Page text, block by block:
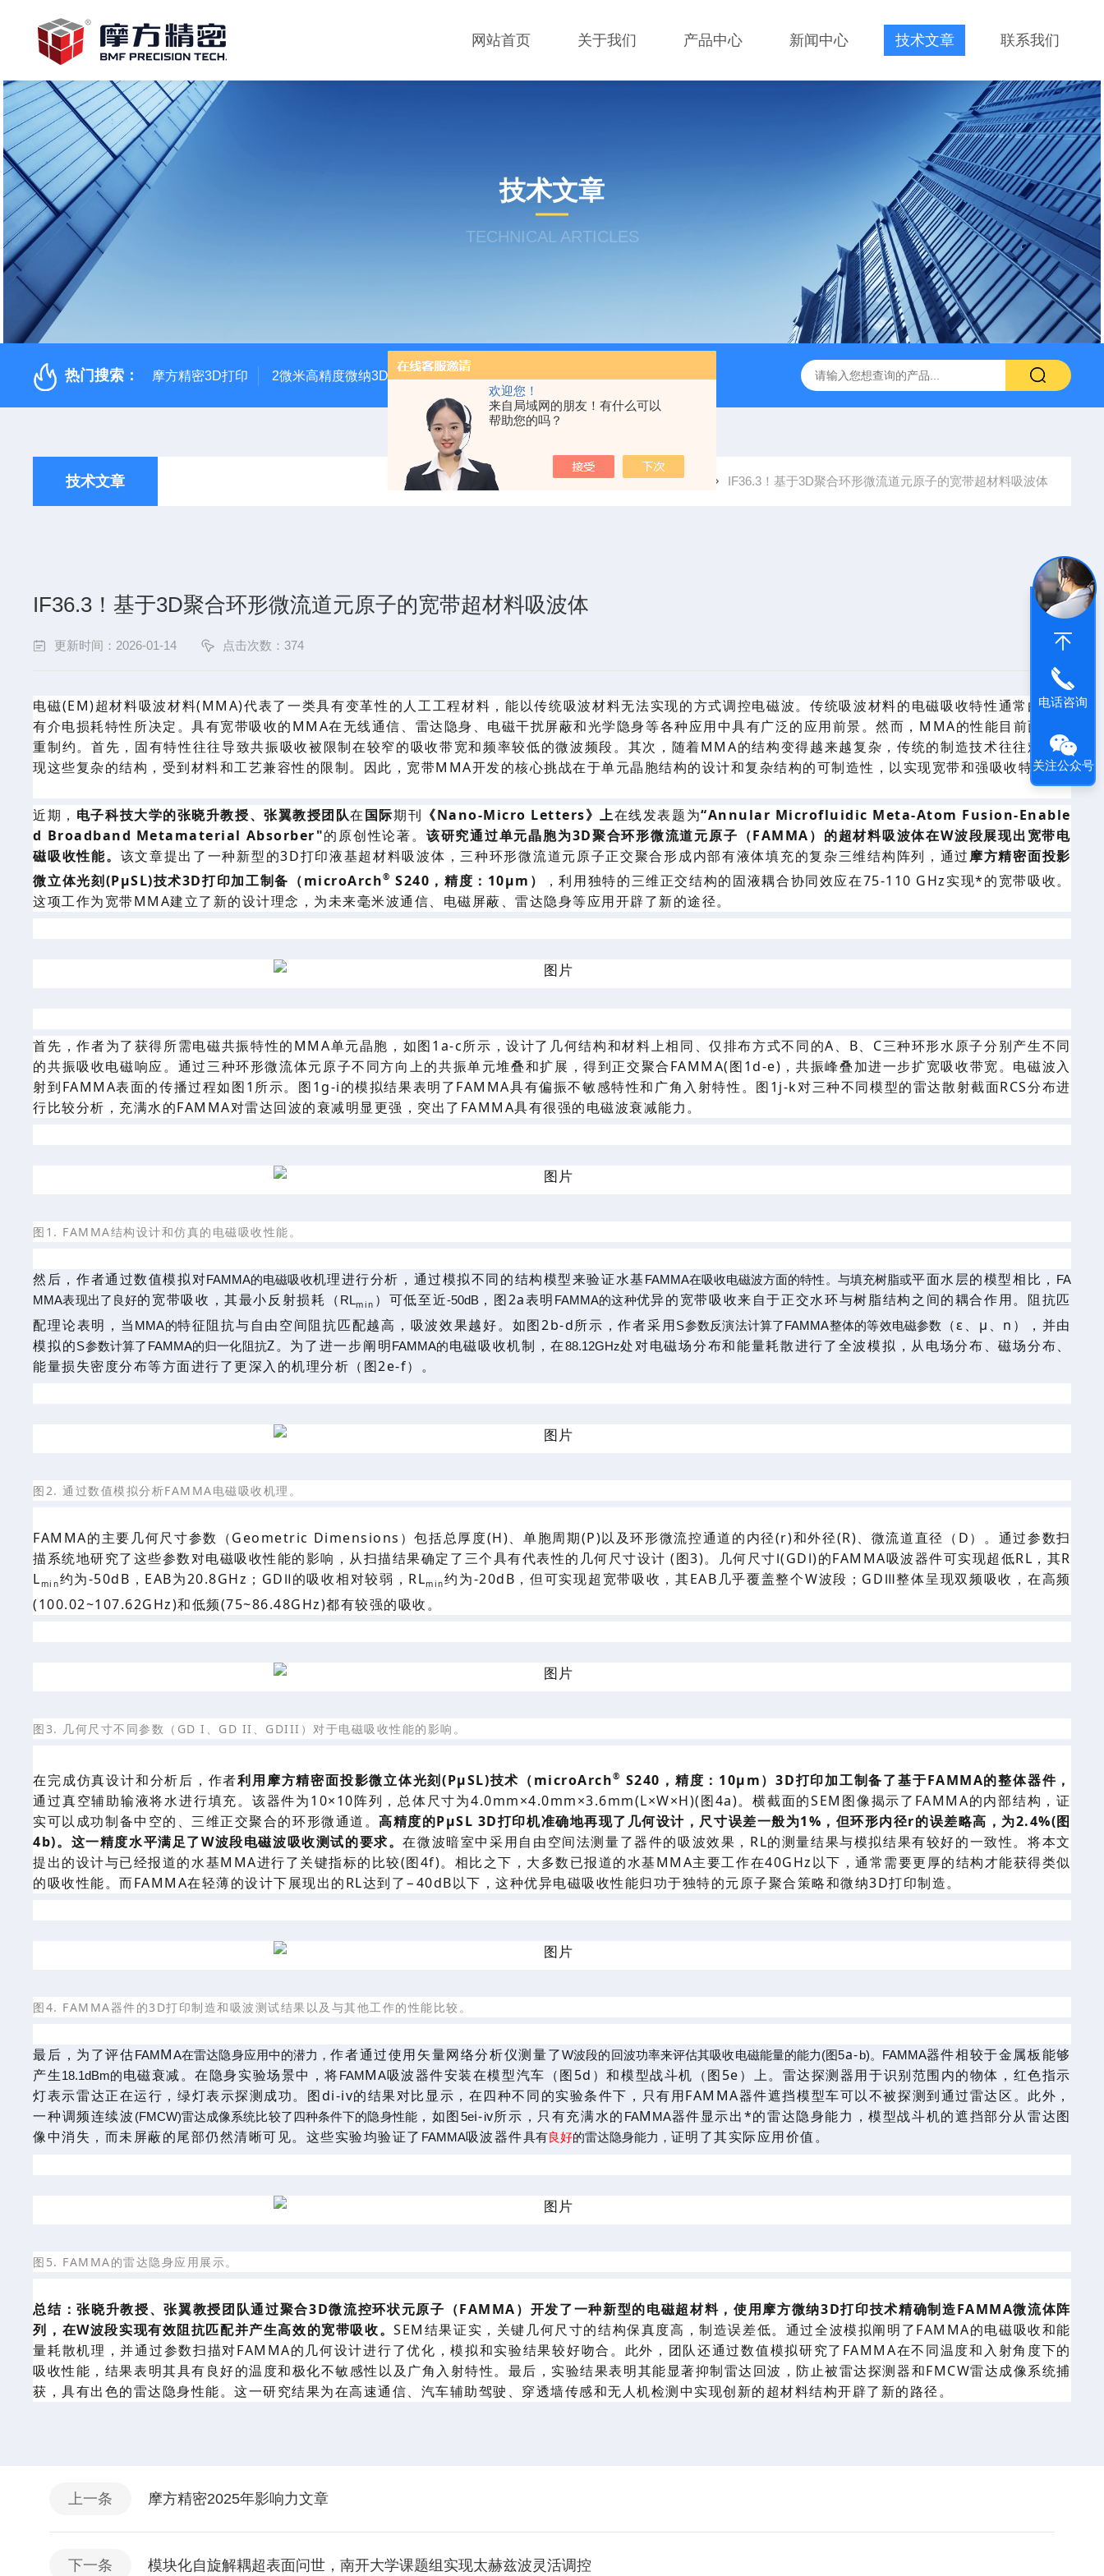
欢迎您！
来自局域网的朋友！有什么可以
帮助您的吗？
网站首页 关于我们 产品中心 新闻中心 技术文章 联系我们
技术文章
TECHNICAL ARTICLES
热门搜索： 摩方精密3D打印 2微米高精度微纳3D打印系统 microArch S240A10μm高精度微纳3D打印 器官芯片3d打印 nanoArch P14010μm精度微纳3D打印系统
技术文章 当前位置：首页 技术文章 IF36.3！基于3D聚合环形微流道元原子的宽带超材料吸波体
IF36.3！基于3D聚合环形微流道元原子的宽带超材料吸波体
更新时间：2026-01-14 点击次数：374
电磁(EM)超材料吸波材料(MMA)代表了一类具有变革性的人工工程材料，能以传统吸波材料无法实现的方式调控电磁波。传统吸波材料的电磁吸收特性通常由其固
有介电损耗特性所决定。具有宽带吸收的MMA在无线通信、雷达隐身、电磁干扰屏蔽和光学隐身等各种应用中具有广泛的应用前景。然而， MMA的性能目前面临双
重制约。 首先， 固有特性往往导致共振吸收被限制在较窄的吸收带宽和频率较低的微波频段。其次，随着MMA的结构变得越来越复杂，传统的制造技术往往难以实
现这些复杂的结构，受到材料和工艺兼容性的限制。因此，宽带MMA开发的核心挑战在于单元晶胞结构的设计和复杂结构的可制造性 ，以实现宽带和强吸收特性。
近期， 电子科技大学的张晓升教授、张翼教授团队在国际期刊 《Nano-Micro Letters》上在线发表题为“Annular Microfluidic Meta‑Atom Fusion‑Enable
d Broadband Metamaterial Absorber"的原创性论著。 该研究通过单元晶胞为3D聚合环形微流道元原子（FAMMA）的超材料吸波体在W波段展现出宽带电
磁吸收性能。 该文章提出了一种新型的3D打印液基超材料吸波体 ，三种环形微流道元原子正交聚合形成内部有液体填充的复杂三维结构阵列， 通过摩方精密面投影
微立体光刻(PμSL)技术3D打印加工制备（microArch® S240，精度：10μm） ，利用独特的三维正交结构的固液耦合协同效应在75-110 GHz实现*的宽带吸收。
这项工作为宽带MMA建立了新的设计理念，为未来毫米波通信、电磁屏蔽、雷达隐身等应用开辟了新的途径。
首先，作者为了获得所需电磁共振特性的MMA单元晶胞， 如图1a-c所示，设计了几何结构和材料上相同 、仅排布方式不同的A、B、C三种环形水原子分别产生不同
的共振吸收电磁响应。 通过三种环形微流体元原子不同方向上的共振单元堆叠和扩展，得到正交聚合FAMMA(图1d-e) ，共振峰叠加进一步扩宽吸收带宽。电磁波入
射到FAMMA表面的传播过程如图1所示。图1g-i的模拟结果表明了FAMMA具有偏振不敏感特性和广角入射特性。图1 j-k对三种不同模型的雷达散射截面RCS分布进
行比较分析 ， 充满水的FAM MA对雷达回波的衰减明显更强 ， 突出了 FAMMA具有很强的电磁波衰减能力。
图 1. FAMMA结构设计和仿真的电磁吸收性能。
然后，作者通过数值模拟对FAMMA的电磁吸收机理进行分析 ， 通过模拟不同的结构模型来验证水基 FAMMA在吸收电磁波方面的特性。与填充树脂或平面水层的模型相比， FA
MMA表现出了良好的宽带吸收，其最小反射损耗 （ RLmin ）可低至近-50dB ，图2a表明 FAMMA的这种优异的宽带吸收来自于正交水环与树脂结构之间的耦合作用。阻抗匹
配理论表明， 当 MMA的特征阻抗与自由空间阻抗匹配越高，吸波效果越好。 如图2b-d所示，作者采用S参数反演法计算了FAMMA整体的等效电磁参数 （ε、 μ 、 n）， 并由
模拟的S参数计算了FAMMA的归一化阻抗Z。为了进一步阐明FAMMA的电磁吸收机制，在88.12GHz处对电磁场分布和能量耗散进行了全波模拟 ，从电场分布、磁场分布、
能量损失密度分布等方面进行了更深入的机理分析（图2e-f） 。
图 2. 通过数值模拟分析FAMMA电磁吸收机理。
FAMMA的主要几何尺寸参数 （Geometric Dimensions）包括总厚度(H)、单胞周期(P)以及环形微流控通道的内径(r)和外径(R)、微流道直径 （ D） 。 通过参数扫
描系统地研究了这些参数对电磁吸收性能的影响，从扫描结果确定了三个具有代表性的 几何尺寸设计 (图3)。几何尺寸Ⅰ(GDⅠ)的FAMMA吸波器件可实现超低RL ，其R
Lmin约为-50dB，EAB为20.8GHz；GDⅡ的吸收相对较弱，RLmin约为-20dB，但可实现超宽带吸收，其EAB几乎覆盖整个W波段 ； GDⅢ整体呈现双频吸收，在高频
(100.02~107.62GHz)和低频(75~86.48GHz)都有较强的吸收。
图3. 几何尺寸不同参数（GD I、GD II、GDIII）对于电磁吸收性能的影响。
在完成仿真设计和分析后，作者利用摩方精密面投影微立体光刻(PμSL)技术 （microArch® S240，精度：10μm）3D打印加工制备了基于FAMMA的整体器件，
通过真空辅助输液将水进行填充。该器件为10×10阵列 ，总体尺寸为4.0mm×4.0mm×3.6mm(L×W×H)(图4a)。横截面的SEM 图像揭示了 FAMMA的内部结构，证
实可以成功制备中空的、三维正交聚合的环形微通道。高精度的PμSL 3D打印机准确地再现了几何设计，尺寸误差一般为1%，但环形内径r的误差略高，为2.4%(图
4b)。这一精度水平满足了W波段电磁波吸收测试的要求。在微波暗室中采用自由空间法测量了器件的吸波效果 ， RL的测量结果与模拟结果有较好的一致性。将本文
提出的设计与已经报道的水基MMA进行了关键指标的比较(图4f)。相比之下，大多数已报道的水基MMA主要工作在40GHz以下，通常需要更厚的结构才能获得类似
的吸收性能。而FAMMA在轻薄的设计下展现出的RL达到了−40dB以下 ，这种优异电磁吸收性能归功于独特的元原子聚合策略和微纳3D打印制造。
图4. FAMMA器件的3D打印制造和吸波测试结果以及与其他工作的性能比较。
最后， 为了评估FAMMA在雷达隐身应用中的潜力，作者通过使用矢量网络分析仪测量了W波段的回波功率来评估其吸收电磁能量的能力(图5a-b)。FAMMA器件相较于金属板能够
产生18.1dBm的电磁衰减。在隐身实验场景中，将FAMMA吸波器件安装在模型汽车 （图5d）和模型战斗机 （图5e） 上。雷达探测器用于识别范围内的物体，红色指示
灯表示雷达正在运行，绿灯表示探测成功。 图di-iv的结果对比显示 ， 在四种不同的实验条件下，只有用FAMMA器件遮挡模型车可以不被探测到通过雷达区。 此外，
一种调频连续波 (FMCW)雷达成像系统比较了四种条件下的隐身性能，如图5ei-iv所示，只有充满水的 FAM MA器件显示出*的雷达隐身能力，模型战斗机的遮挡部分从雷达图
像中消失，而未屏蔽的尾部仍然清晰可见。这些实验均验证了 FAMMA吸波器件具有良好的雷达隐身能力， 证明了其实际应用价值。
图 5. FAMMA的雷达隐身应用展示。
总结：张晓升教授、张翼教授团队通过聚合3D微流控环状元原子 （FAMMA） 开发了一种新型的电磁超材料， 使用摩方微纳3D打印技术精确制造FAMMA微流体阵
列 ，在W波段实现有效阻抗匹配并产生高效的宽带吸收。SEM结果证实，关键几何尺寸的结构保真度高，制造误差低。通过全波模拟阐明了FAM MA的电磁吸收和能
量耗散机理，并通过参数扫描对FAM MA的几何设计进行了优化 ，模拟和实验结果较好吻合。 此外， 团队还通过数值模拟研究了 FAMMA在不同温度和入射角度下的
吸收性能，结果表明其具有良好的温度和极化不敏感性以及广角入射特性。 最后，实验结果表明其能显著抑制雷达回波，防止被雷达探测器和FMCW雷达成像系统捕
获 ，具有出色的雷达隐身性能。这一研究结果为在高速通信、汽车辅助驾驶 、穿透墙传感和无人机检测中实现创新的超材料结构开辟了新的路径。
上一条 摩方精密2025年影响力文章
下一条 模块化自旋解耦超表面问世，南开大学课题组实现太赫兹波灵活调控
电话咨询
关注公众号